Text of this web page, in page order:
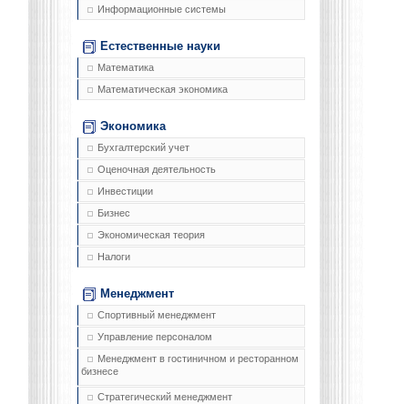
Информационные системы
Естественные науки
Математика
Математическая экономика
Экономика
Бухгалтерский учет
Оценочная деятельность
Инвестиции
Бизнес
Экономическая теория
Налоги
Менеджмент
Спортивный менеджмент
Управление персоналом
Менеджмент в гостиничном и ресторанном
бизнесе
Стратегический менеджмент